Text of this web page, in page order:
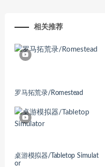
相关推荐
罗马拓荒录/Romestead
桌游模拟器/Tabletop Simulat
or